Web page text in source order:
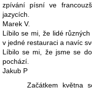
zpívání písní ve
jazycích.
Marek V.
Líbilo se mi, že lidé
v jedné restauraci a navíc
Líbilo se mi, že jsme se
pochází.
Jakub P
Začátkem května se konala beseda s misionářkami z Afriky,